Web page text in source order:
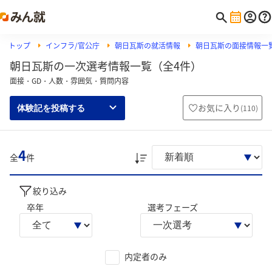
トップ インフラ/官公庁 朝日瓦斯の就活情報 朝日瓦斯の面接情報一
朝日瓦斯の一次選考情報一覧（全4件）
面接・GD・人数・雰囲気・質問内容
体験記を投稿する お気に入り (110)
全4件
絞り込み
卒年
選考フェーズ
内定者のみ